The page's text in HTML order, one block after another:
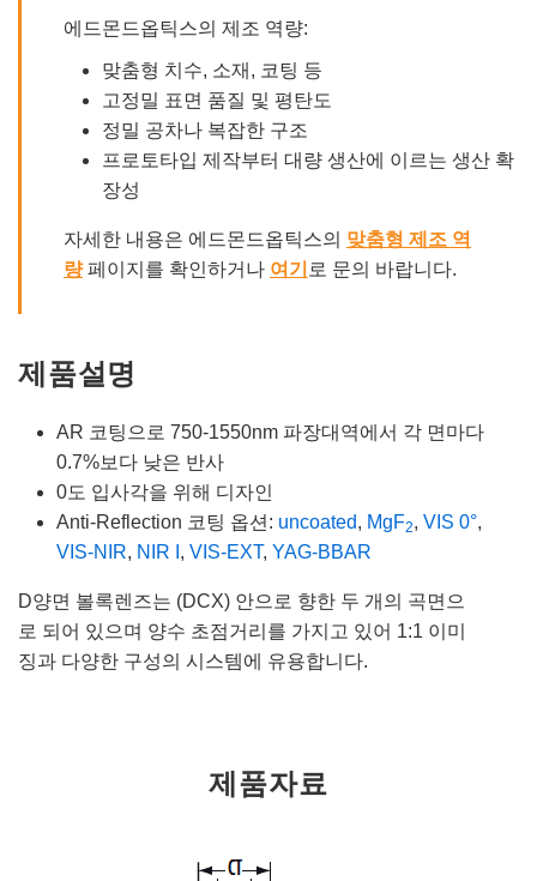
에드몬드옵틱스의 제조 역량:
맞춤형 치수, 소재, 코팅 등
고정밀 표면 품질 및 평탄도
정밀 공차나 복잡한 구조
프로토타입 제작부터 대량 생산에 이르는 생산 확
장성
자세한 내용은 에드몬드옵틱스의 맞춤형 제조 역
량페이지를 확인하거나 여기 로 문의 바랍니다.
제품설명
AR 코팅으로 750-1550nm 파장대역에서 각 면마다
0.7%보다 낮은 반사
0도 입사각을 위해 디자인
Anti-Reflection 코팅 옵션: uncoated, MgF2, VIS 0°,
VIS-NIR, NIR I , VIS-EXT, YAG-BBAR
D양면 볼록렌즈는 (DCX) 안으로 향한 두 개의 곡면으
로 되어 있으며 양수 초점거리를 가지고 있어 1:1 이미
징과 다양한 구성의 시스템에 유용합니다.
제품자료